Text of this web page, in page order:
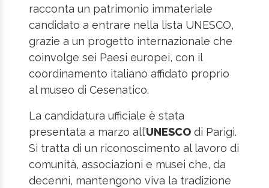
racconta un patrimonio immateriale
candidato a entrare nella lista UNESCO,
grazie a un progetto internazionale che
coinvolge sei Paesi europei, con il
coordinamento italiano affidato proprio
al museo di Cesenatico.
La candidatura ufficiale è stata
presentata a marzo all’UNESCO di Parigi.
Si tratta di un riconoscimento al lavoro di
comunità, associazioni e musei che, da
decenni, mantengono viva la tradizione